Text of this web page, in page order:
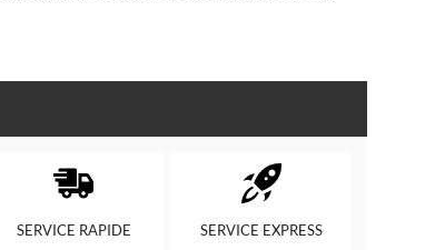
SERVICE RAPIDE
SERVICE EXPRESS